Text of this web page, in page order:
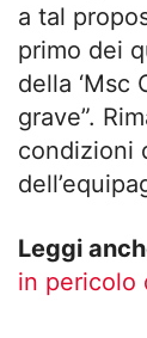
a tal
primo dei
della ‘Msc
grave”.
condizioni
Leggi
in pericolo